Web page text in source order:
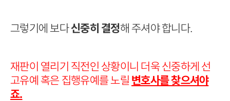
그렇기에 보다신중히 결정해 주셔야 합니다.
재판이 열리기 직전인 상황이니 더욱 신중하게 선
고유예 혹은 집행유예를 노릴 변호사를 찾으셔야
죠.